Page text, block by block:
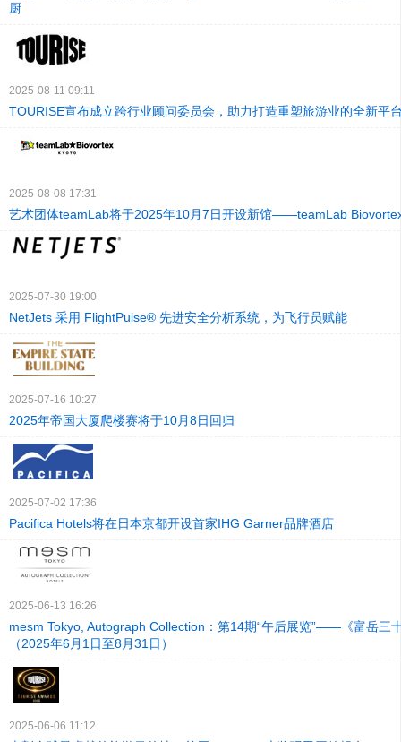
厨
2025-08-11 09:11
TOURISE宣布成立跨行业顾问委员会，助力打造重塑旅游业的全新平
2025-08-08 17:31
艺术团体teamLab将于2025年10月7日开设新馆——teamLab
2025-07-30 19:00
NetJets 采用 FlightPulse® 先进安全分析系统，为飞行员赋能
2025-07-16 10:27
2025年帝国大厦爬楼赛将于10月8日回归
2025-07-02 17:36
Pacifica Hotels将在日本京都开设首家IHG Garner品牌酒店
2025-06-13 16:26
mesm Tokyo, Autograph Collection：第14期“午后展览”——《富岳三
（2025年6月1日至8月31日）
2025-06-06 11:12